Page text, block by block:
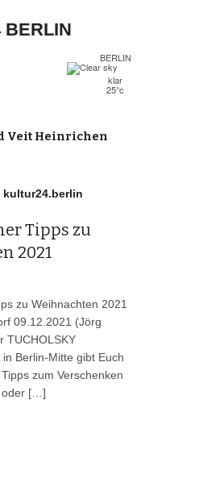
BERLIN
klar
25°c
Veit Heinrichen
Tipps zu
2021
zu Weihnachten 2021
09.12.2021 (Jörg
TUCHOLSKY
in Berlin-Mitte gibt Euch
zum Verschenken
oder […]